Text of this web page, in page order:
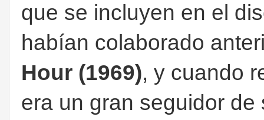
que se incluyen en el
habían colaborado
Hour (1969),​ y cuando
era un gran seguidor